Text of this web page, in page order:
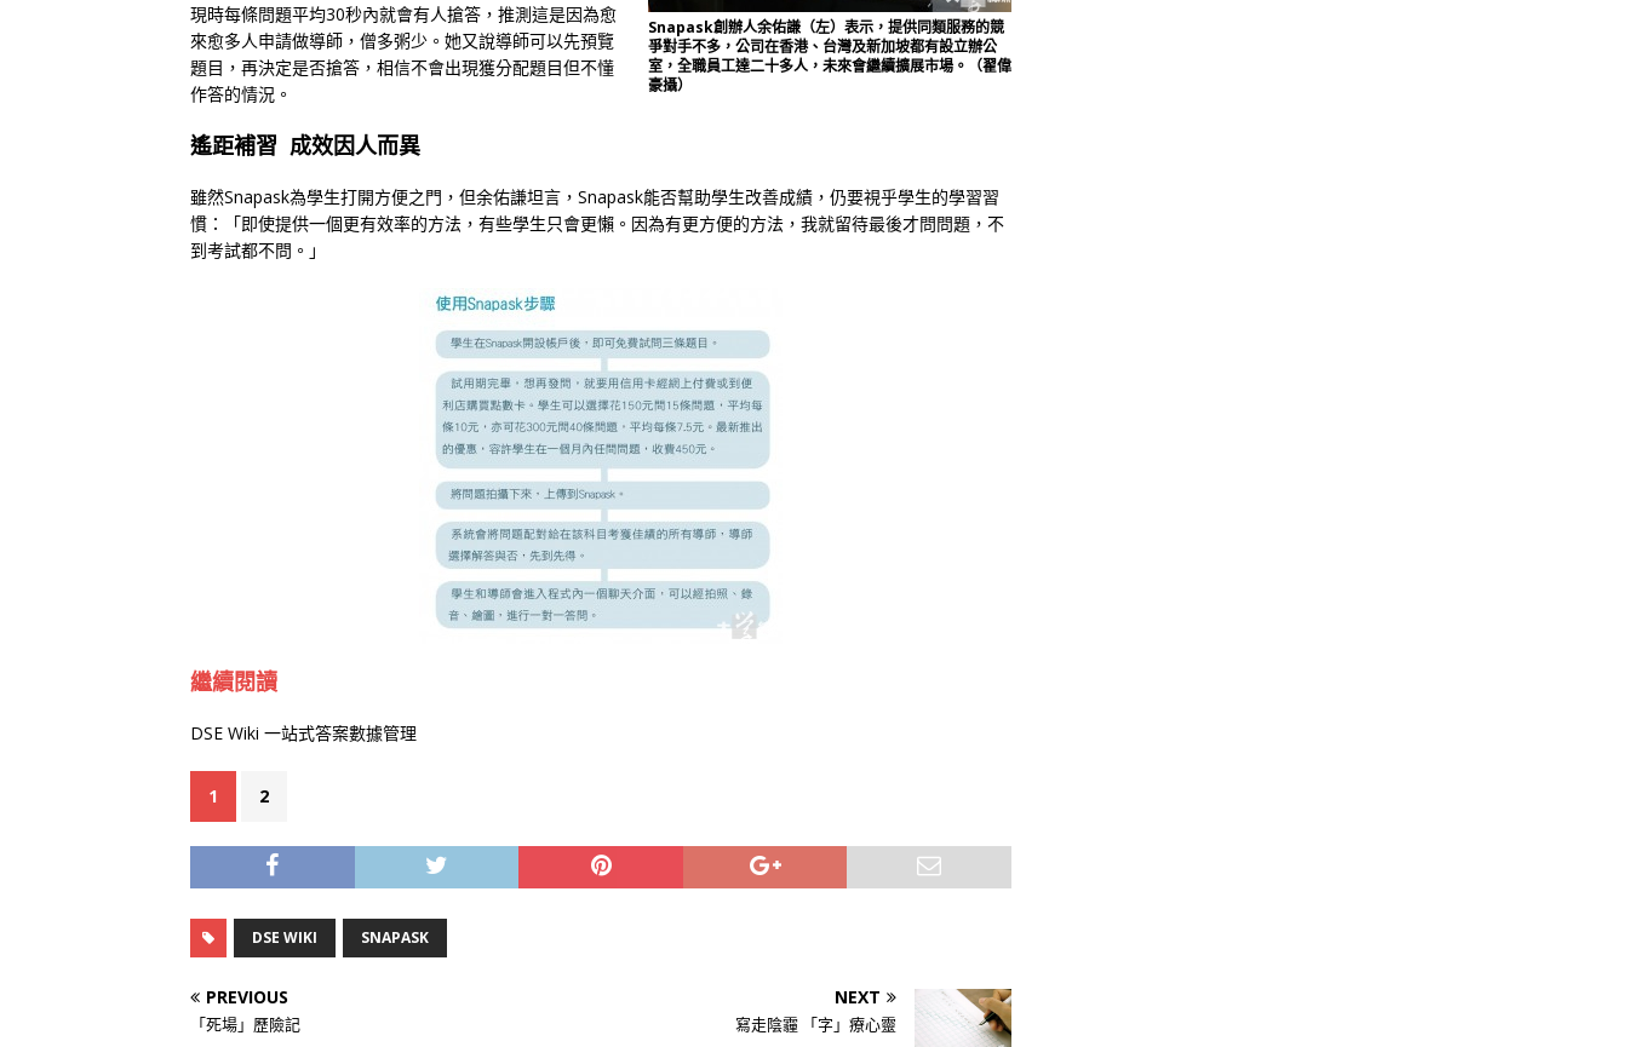
Snapask創辦人余佑謙（左）表示，提供同類服務的競
爭對手不多，公司在香港、台灣及新加坡都有設立辦公
室，全職員工達二十多人，未來會繼續擴展市場。（翟偉
豪攝）
現時每條問題平均30秒內就會有人搶答，推測這是因為愈
來愈多人申請做導師，僧多粥少。她又說導師可以先預覽
題目，再決定是否搶答，相信不會出現獲分配題目但不懂
作答的情況。
遙距補習 成效因人而異
雖然Snapask為學生打開方便之門，但余佑謙坦言，Snapask能否幫助學生改善成績，仍要視乎學生的學習習
慣：「即使提供一個更有效率的方法，有些學生只會更懶。因為有更方便的方法，我就留待最後才問問題，不
到考試都不問。」
繼續閱讀
DSE Wiki 一站式答案數據管理
1 2
DSE WIKI SNAPASK
PREVIOUS
「死場」歷險記
NEXT
寫走陰霾 「字」療心靈